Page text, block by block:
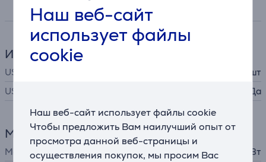
Наш веб-сайт
использует файлы
cookie
Наш веб-сайт использует файлы cookie
Чтобы предложить Вам наилучший опыт от
просмотра данной веб-страницы и
осуществления покупок, мы просим Вас
Спецификация
Интерфейсы
USB-C
2 шт
USB-C
Да
Мощность
Мощность 35 Вт